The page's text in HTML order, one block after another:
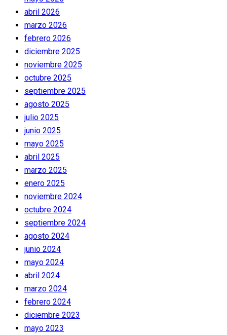
abril 2026
marzo 2026
febrero 2026
diciembre 2025
noviembre 2025
octubre 2025
septiembre 2025
agosto 2025
julio 2025
junio 2025
mayo 2025
abril 2025
marzo 2025
enero 2025
noviembre 2024
octubre 2024
septiembre 2024
agosto 2024
junio 2024
mayo 2024
abril 2024
marzo 2024
febrero 2024
diciembre 2023
mayo 2023